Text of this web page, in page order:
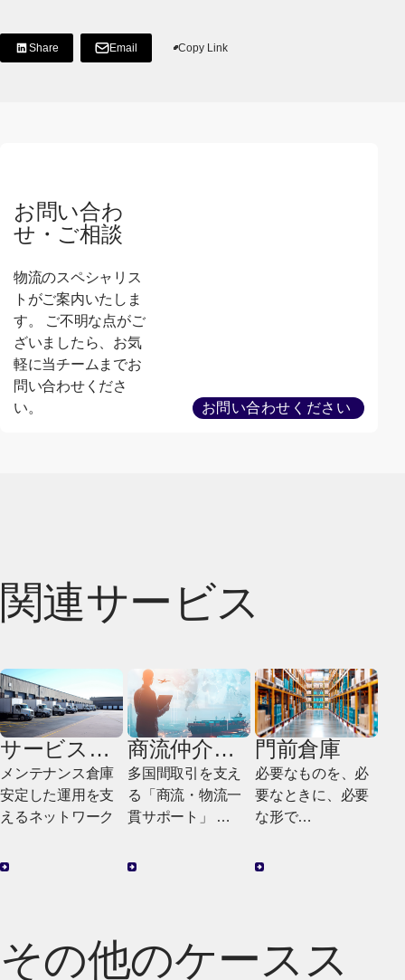
Share
[Share on LinkedIn]
[別ウィンドウで開く]
Email Copy Link
お問い合わ
せ・ご相談
物流のスペシャリス
トがご案内いたしま
す。 ご不明な点がご
ざいましたら、お気
軽に当チームまでお
問い合わせくださ
い。
お問い合わせください
関連サービス
サービス部
品倉庫
メンテナンス倉庫
安定した運用を支
えるネットワーク
商流仲介・
貿易代行サ
ービス
多国間取引を支え
る「商流・物流一
貫サポート」
ワンストップで代
門前倉庫
必要なものを、必
要なときに、必要
な形で
生産を支える
その他のケースス